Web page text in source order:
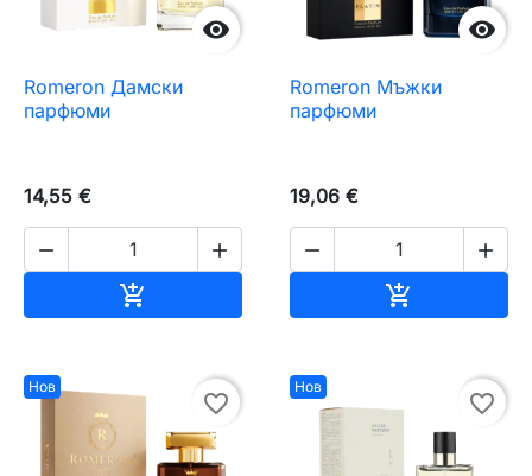

Romeron Дамски
парфюми
14,55 €
 


Romeron Мъжки
парфюми
19,06 €
 

Нов
favorite_border
Нов
favorite_border